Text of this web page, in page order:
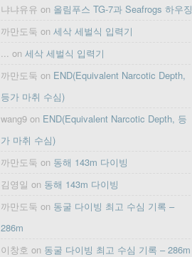
냐냐유유 on 올림푸스 TG-7과 Seafrogs 하우징
까만도둑 on 세삭 세벌식 입력기
... on 세삭 세벌식 입력기
까만도둑 on END(Equivalent Narcotic Depth,
등가 마취 수심)
wang9on END(Equivalent Narcotic Depth, 등
가 마취 수심)
까만도둑 on 동해 143m 다이빙
김영일 on 동해 143m 다이빙
까만도둑 on 동굴 다이빙 최고 수심 기록 –
286m
이창호 on 동굴 다이빙 최고 수심 기록 – 286m